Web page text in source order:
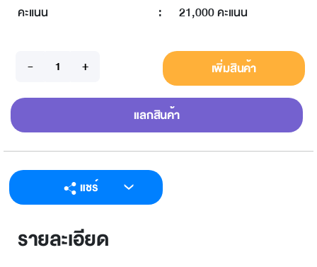
คะแนน
: 21,000 คะแนน
เพิ่มสินค้า
แลกสินค้า
แชร์
Facebook
รายละเอียด